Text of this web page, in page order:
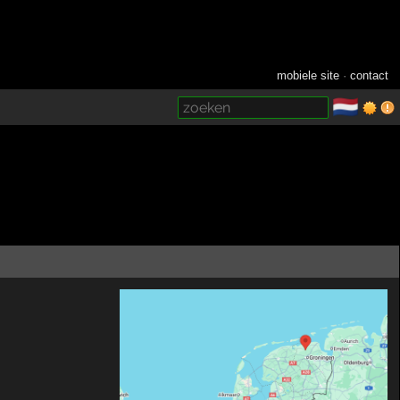
mobiele site ·contact
🇳🇱